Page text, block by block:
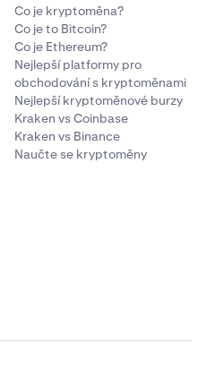
Co je kryptoměna?
Co je to Bitcoin?
Co je Ethereum?
Nejlepší platformy pro
obchodování s kryptoměnami
Nejlepší kryptoměnové burzy
Kraken vs Coinbase
Kraken vs Binance
Naučte se kryptoměny